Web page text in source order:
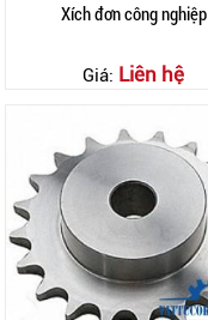
Xích đơn công nghiệp
Giá: Liên hệ